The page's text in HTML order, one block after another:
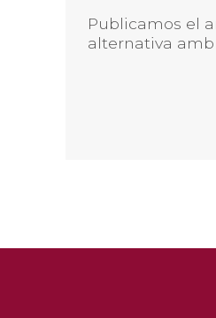
Publicamos el
alternativa